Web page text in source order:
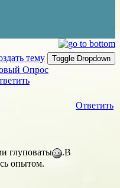
тему
Toggle Dropdown
Опрос
Ответить
глуповаты
.В
опытом.